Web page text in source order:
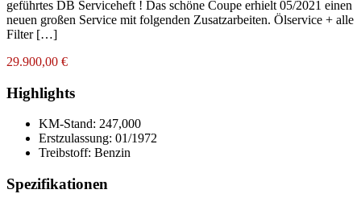
geführtes DB Serviceheft ! Das schöne Coupe erhielt 05/2021 einen
neuen großen Service mit folgenden Zusatzarbeiten. Ölservice + alle
Filter […]
29.900,00 €
Highlights
KM-Stand: 247,000
Erstzulassung: 01/1972
Treibstoff: Benzin
Spezifikationen